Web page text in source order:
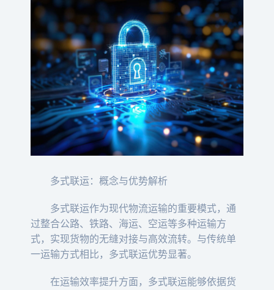
多式联运：概念与优势解析
多式联运作为现代物流运输的重要模式，通
过整合公路、铁路、海运、空运等多种运输方
式，实现货物的无缝对接与高效流转。与传统单
一运输方式相比，多式联运优势显著。
在运输效率提升方面，多式联运能够依据货